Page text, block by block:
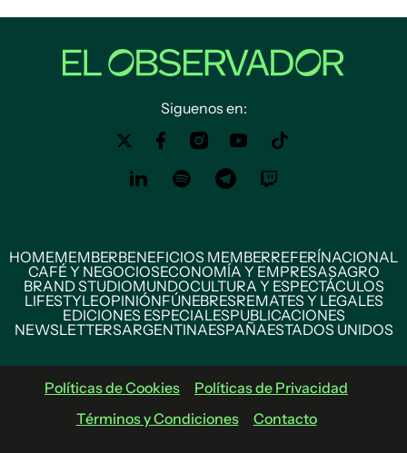
Siguenos en:
HOMEMEMBERBENEFICIOS MEMBERREFERÍNACIONAL
CAFÉ Y NEGOCIOSECONOMÍA Y EMPRESASAGRO
BRAND STUDIOMUNDOCULTURA Y ESPECTÁCULOS
LIFESTYLEOPINIÓNFÚNEBRESREMATES Y LEGALES
EDICIONES ESPECIALESPUBLICACIONES
NEWSLETTERSARGENTINAESPAÑAESTADOS UNIDOS
Políticas de Cookies
Políticas de Privacidad
Términos y Condiciones
Contacto